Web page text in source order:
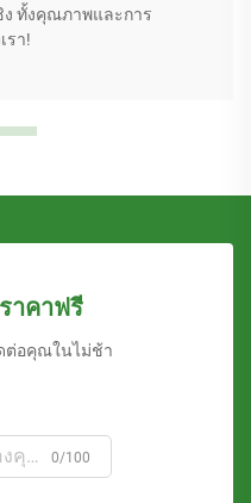
ง ทั้งคุณภาพและการ
รา!
าคาฟรี
ต่อคุณในไม่ช้า
0/100